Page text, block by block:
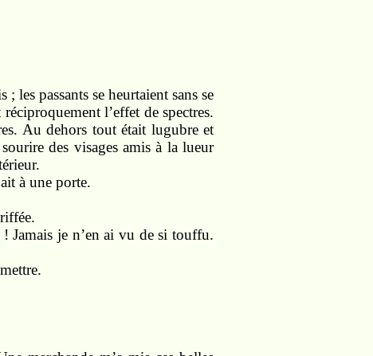
les passants se heurtaient sans se
l’effet de spectres.
Au dehors tout était lugubre et
des visages amis à la lueur
à une porte.
Jamais je n’en ai vu de si touffu.